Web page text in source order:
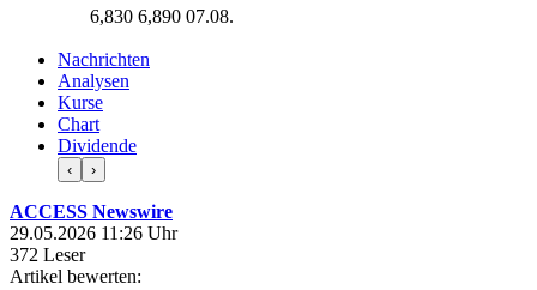
6,830 6,890 07.08.
Nachrichten
Analysen
Kurse
Chart
Dividende
‹ ›
ACCESS Newswire
29.05.2026 11:26 Uhr
372 Leser
Artikel bewerten: